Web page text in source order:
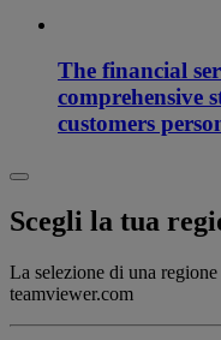
The financial
comprehensive
customers
Scegli la tua
La selezione di una
teamviewer.com